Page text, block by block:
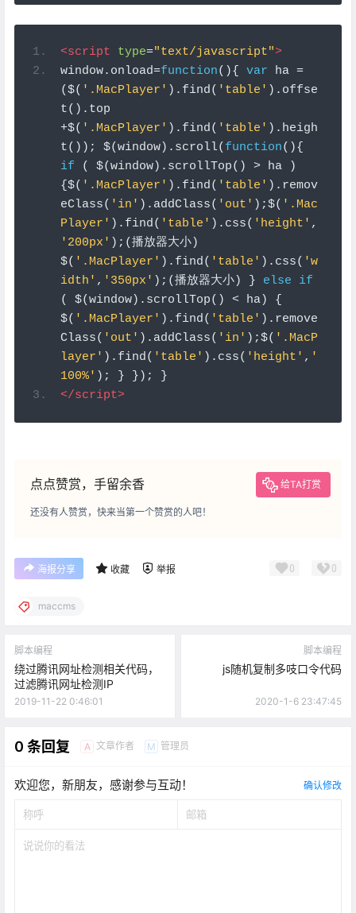
<script type="text/javascript">
window. onload=function(){ var ha =
($( '.MacPlayer' ). find( 'table' ). offse
t().
+$( '.MacPlayer' ). find( 'table' ). heigh
t()); $(window). scroll( function(){
if
( $(window). scrollTop() > ha
)
{$( '.MacPlayer' ). find( 'table' ). remov
eClass( 'in' ). addClass( 'out' );$( '.Mac
Player' ). find( 'table' ). css( 'height' ,
'200px' );(播放器大小)
$( '.MacPlayer' ). find( 'table' ). css( 'w
idth' , '350px' );(播放器大小) } else
if
(
$(window). scrollTop() < ha)
{
$( '.MacPlayer' ). find( 'table' ). remove
Class( 'out' ). addClass( 'in' );$( '.MacP
layer' ). find( 'table' ). css( 'height' , '
100%' ); } });
}
</script>
点点赞赏，手留余香 给TA打赏
还没有人赞赏，快来当第一个赞赏的人吧！
海报分享 收藏 举报 0 0
maccms
脚本编程
绕过腾讯网址检测相关代码，
过滤腾讯网址检测IP
2019-11-22 0:46:01
脚本编程
js随机复制多吱口令代码
2020-1-6 23:47:45
0 条回复 A 文章作者 M 管理员
欢迎您，新朋友，感谢参与互动！ 确认修改